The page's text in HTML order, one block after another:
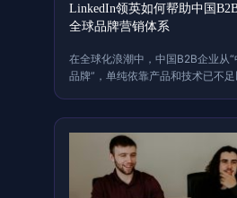
LinkedIn领英如何帮助中国
全球品牌营销体系
在全球化浪潮中，中国B2B企业从
品牌”，单纯依靠产品和技术已不